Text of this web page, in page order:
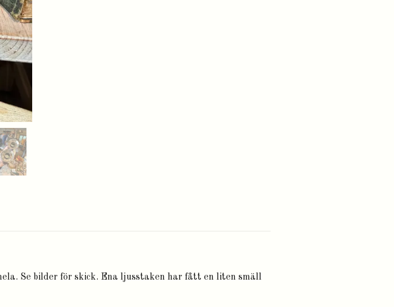
Se bilder för skick. Ena ljusstaken har fått en liten smäll